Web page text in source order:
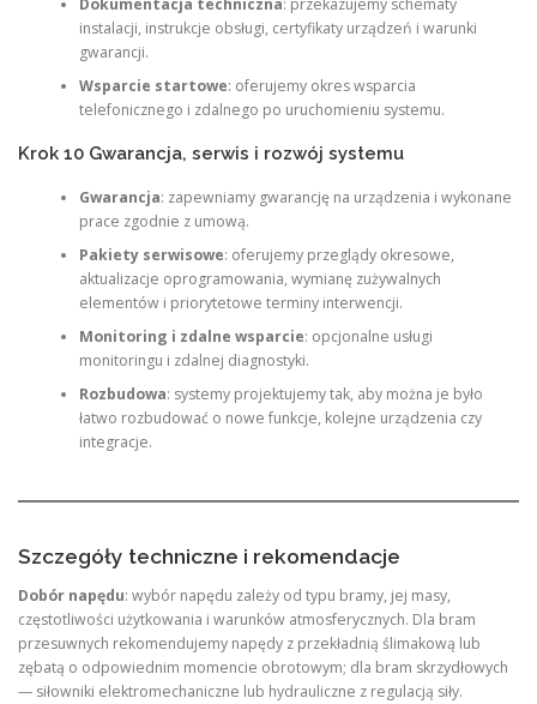
Dokumentacja techniczna: przekazujemy schematy
instalacji, instrukcje obsługi, certyfikaty urządzeń i warunki
gwarancji.
Wsparcie startowe: oferujemy okres wsparcia
telefonicznego i zdalnego po uruchomieniu systemu.
Krok 10 Gwarancja, serwis i rozwój systemu
Gwarancja: zapewniamy gwarancję na urządzenia i wykonane
prace zgodnie z umową.
Pakiety serwisowe: oferujemy przeglądy okresowe,
aktualizacje oprogramowania, wymianę zużywalnych
elementów i priorytetowe terminy interwencji.
Monitoring i zdalne wsparcie: opcjonalne usługi
monitoringu i zdalnej diagnostyki.
Rozbudowa: systemy projektujemy tak, aby można je było
łatwo rozbudować o nowe funkcje, kolejne urządzenia czy
integracje.
Szczegóły techniczne i rekomendacje
Dobór napędu: wybór napędu zależy od typu bramy, jej masy,
częstotliwości użytkowania i warunków atmosferycznych. Dla bram
przesuwnych rekomendujemy napędy z przekładnią ślimakową lub
zębatą o odpowiednim momencie obrotowym; dla bram skrzydłowych
— siłowniki elektromechaniczne lub hydrauliczne z regulacją siły.